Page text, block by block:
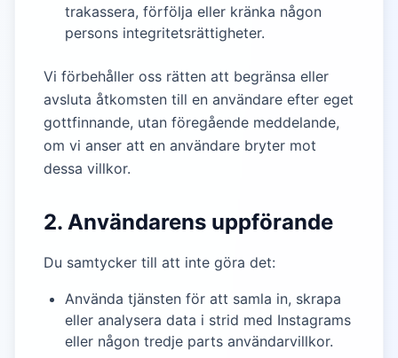
trakassera, förfölja eller kränka någon
persons integritetsrättigheter.
Vi förbehåller oss rätten att begränsa eller
avsluta åtkomsten till en användare efter eget
gottfinnande, utan föregående meddelande,
om vi anser att en användare bryter mot
dessa villkor.
2. Användarens uppförande
Du samtycker till att inte göra det:
Använda tjänsten för att samla in, skrapa
eller analysera data i strid med Instagrams
eller någon tredje parts användarvillkor.